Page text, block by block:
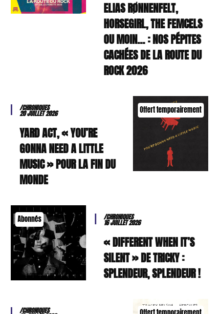
ELIAS RØNNENFELT,
HORSEGIRL, THE FEMCELS
OU MOIN… : NOS PÉPITES
CACHÉES DE LA ROUTE DU
ROCK 2026
Offert temporairement
/CHRONIQUES
20 JUILLET 2026
YARD ACT, « YOU’RE
GONNA NEED A LITTLE
MUSIC » POUR LA FIN DU
MONDE
Abonnés /CHRONIQUES
16 JUILLET 2026
« DIFFERENT WHEN IT’S
SILENT » DE TRICKY :
SPLENDEUR, SPLENDEUR !
/CHRONIQUES